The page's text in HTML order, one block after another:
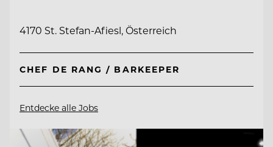
4170 St. Stefan-Afiesl, Österreich
CHEF DE RANG / BARKEEPER
Entdecke alle Jobs